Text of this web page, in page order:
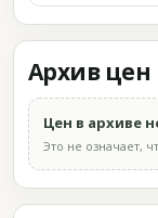
Архив
Цен в архиве
Это не означает,